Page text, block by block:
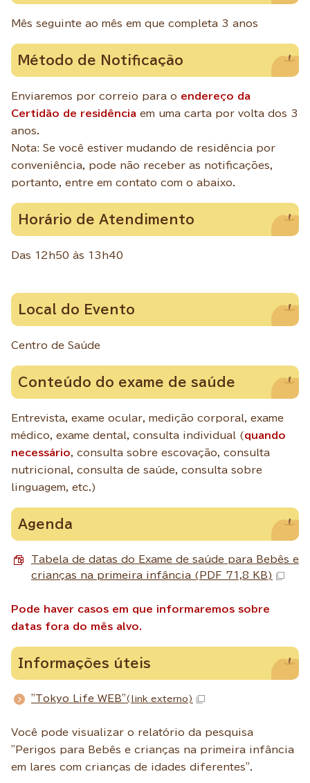
Mês seguinte ao mês em que completa 3 anos
Método de Notificação
Enviaremos por correio para o endereço da
Certidão de residência em uma carta por volta dos 3
anos.
Nota: Se você estiver mudando de residência por
conveniência, pode não receber as notificações,
portanto, entre em contato com o abaixo.
Horário de Atendimento
Das 12h50 às 13h40
Local do Evento
Centro de Saúde
Conteúdo do exame de saúde
Entrevista, exame ocular, medição corporal, exame
médico, exame dental, consulta individual (quando
necessário , consulta sobre escovação, consulta
nutricional, consulta de saúde, consulta sobre
linguagem, etc.)
Agenda
Tabela de datas do Exame de saúde para Bebês e
crianças na primeira infância (PDF 71,8 KB)
Pode haver casos em que informaremos sobre
datas fora do mês alvo.
Informações úteis
"Tokyo Life WEB"(link externo)
Você pode visualizar o relatório da pesquisa
"Perigos para Bebês e crianças na primeira infância
em lares com crianças de idades diferentes".